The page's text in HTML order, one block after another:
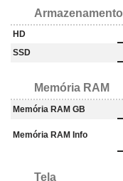
Armazenamento
HD
SSD
Memória RAM
Memória RAM GB
Memória RAM Info
Tela